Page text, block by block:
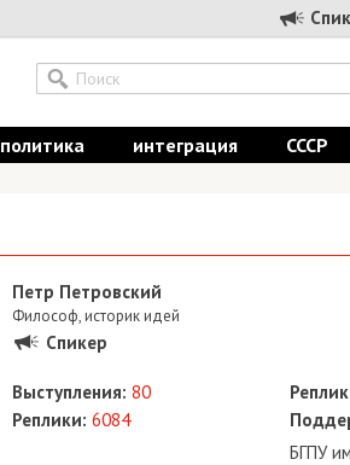
политика интеграция СССР
Петр Петровский
Философ, историк идей
Спикер
Выступления: 80
Реплики: 6084
БГПУ